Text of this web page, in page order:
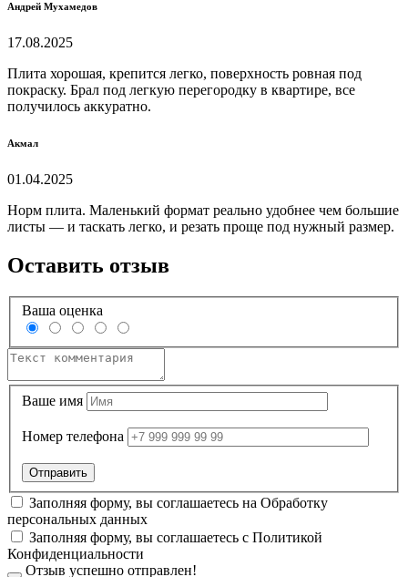
Андрей Мухамедов
17.08.2025
Плита хорошая, крепится легко, поверхность ровная под
покраску. Брал под легкую перегородку в квартире, все
получилось аккуратно.
Акмал
01.04.2025
Норм плита. Маленький формат реально удобнее чем большие
листы — и таскать легко, и резать проще под нужный размер.
Оставить отзыв
Ваша оценка
Ваше имя
Номер телефона
Заполняя форму, вы соглашаетесь на Обработку
персональных данных
Заполняя форму, вы соглашаетесь с Политикой
Конфиденциальности
Отзыв успешно отправлен!